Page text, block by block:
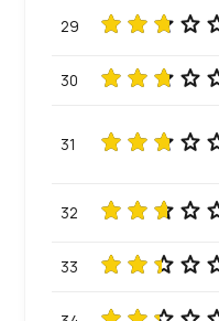
29
30
31
32
33